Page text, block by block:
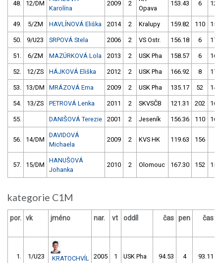
48. 12/DM
Karolína
2009 2
Opava
153.43 6
49. 5/ZM HAVLÍNOVÁ Eliška 2014 2 Kralupy 159.82 110
50. 9/U23 SRPOVÁ Stela 2006 2 VS Ostr. 156.18 6
51. 6/ZM MAZÚRKOVÁ Lola 2013 2 USK Pha 158.57 6
52. 12/ZS HÁJKOVÁ Eliška 2012 2 USK Pha 166.92 8
53. 13/DM MRÁZOVÁ Ema 2009 2 USK Pha 135.17 52
54. 13/ZS PETROVÁ Lenka 2011 2 SKVSČB 121.31 202
55. DANIŠOVÁ Terezie 2001 2 Jeseník 156.36 110
56. 14/DM
DAVIDOVÁ
Michaela
2009 2 KVS HK 119.63 156
57. 15/DM
HANUŠOVÁ
Johanka
2010 2 Olomouc 167.30 152
kategorie C1M
por. vk jméno nar. vt oddíl čas pen čas
1. 1/U23
KRATOCHVÍL 2005 1 USK Pha 94.53 4 93.11